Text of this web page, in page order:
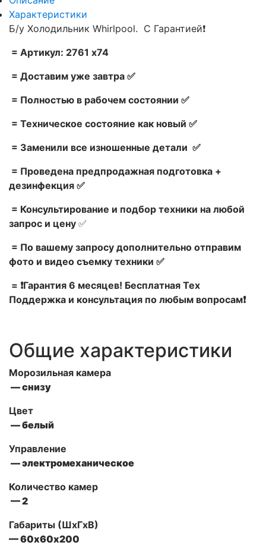
Характеристики
Б/у Холодильник Whirlpool. С Гарантией❗
= Артикул: 2761 x74
= Доставим уже завтра ✅
= Полностью в рабочем состоянии ✅
= Техническое состояние как новый ✅
= Заменили все изношенные детали ✅
= Проведена предпродажная подготовка +
дезинфекция ✅
= Консультирование и подбор техники на любой
запрос и цену ✅
= По вашему запросу дополнительно отправим
фото и видео съемку техники ✅
= ❗Гарантия 6 месяцев! Бесплатная Тех
Поддержка и консультация по любым вопросам❗
Общие характеристики
Морозильная камера
— снизу
Цвет
— белый
Управление
— электромеханическое
Количество камер
— 2
Габариты (ШxГxВ)
— 60х60х200